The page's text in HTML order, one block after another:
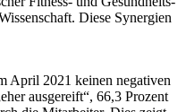
Diese Synergien
April 2021 keinen negativen
ausgereift“, 66,3 Prozent